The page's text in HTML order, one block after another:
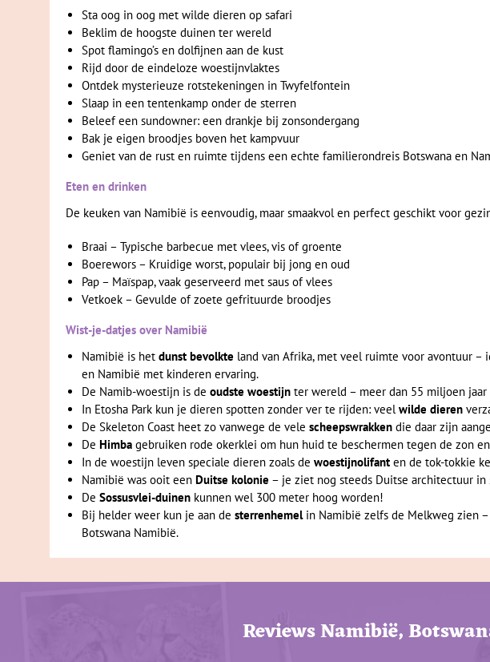
Reviews Namibië,
Sta oog in oog met wilde dieren op safari
Beklim de hoogste duinen ter wereld
Spot flamingo’s en dolfijnen aan de kust
Rijd door de eindeloze woestijnvlaktes
Ontdek mysterieuze rotstekeningen in Twyfelfontein
Slaap in een tentenkamp onder de sterren
Beleef een sundowner: een drankje bij zonsondergang
Bak je eigen broodjes boven het kampvuur
Geniet van de rust en ruimte tijdens een echte familierondreis Botswana en
Eten en drinken
De keuken van Namibië is eenvoudig, maar smaakvol en perfect geschikt voor
Braai – Typische barbecue met vlees, vis of groente
Boerewors – Kruidige worst, populair bij jong en oud
Pap – Maïspap, vaak geserveerd met saus of vlees
Vetkoek – Gevulde of zoete gefrituurde broodjes
Wist-je-datjes over Namibië
Namibië is het dunst bevolkte land van Afrika, met veel ruimte voor avontuur
en Namibië met kinderen ervaring.
De Namib-woestijn is de oudste woestijn ter wereld – meer dan 55 miljoen jaar
In Etosha Park kun je dieren spotten zonder ver te rijden: veelwilde dieren
De Skeleton Coast heet zo vanwege de vele scheepswrakken die daar zijn
De Himba gebruiken rode okerklei om hun huid te beschermen tegen de zon
In de woestijn leven speciale dieren zoals de woestijnolifant en de tok-tokkie
Namibië was ooit een Duitse kolonie – je ziet nog steeds Duitse architectuur in
De Sossusvlei-duinen kunnen wel 300 meter hoog worden!
Bij helder weer kun je aan de sterrenhemelin Namibië zelfs de Melkweg zien
Botswana Namibië.